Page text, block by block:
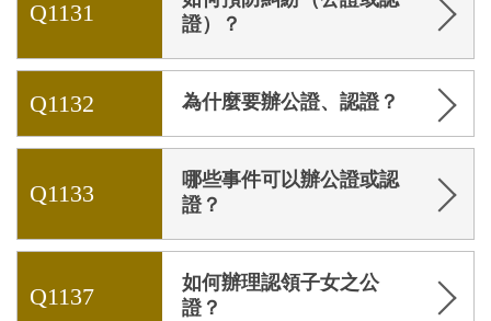
Q1131
證）？
Q1132 為什麼要辦公證、認證？
Q1133
哪些事件可以辦公證或認
證？
Q1137
如何辦理認領子女之公
證？